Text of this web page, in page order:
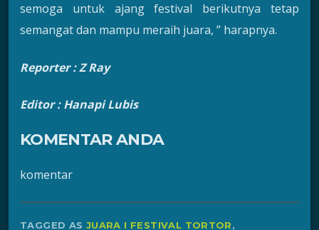
semoga untuk ajang festival berikutnya tetap
semangat dan mampu meraih juara, ” harapnya.
Reporter : Z Ray
Editor : Hanapi Lubis
KOMENTAR ANDA
komentar
TAGGED AS JUARA I FESTIVAL TORTOR,